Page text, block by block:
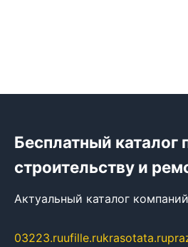
Бесплатный каталог
строительству и
Актуальный каталог
03223.ruufille.rukrasotata.ru